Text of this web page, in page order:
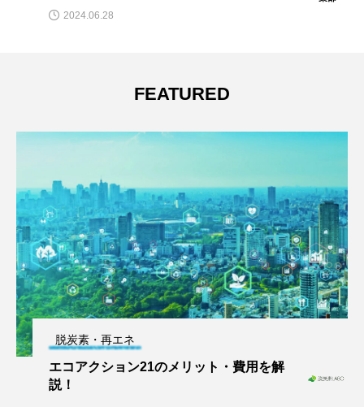
2024.06.28
FEATURED
脱炭素・再エネ
エコアクション21のメリット・費用を解
説！